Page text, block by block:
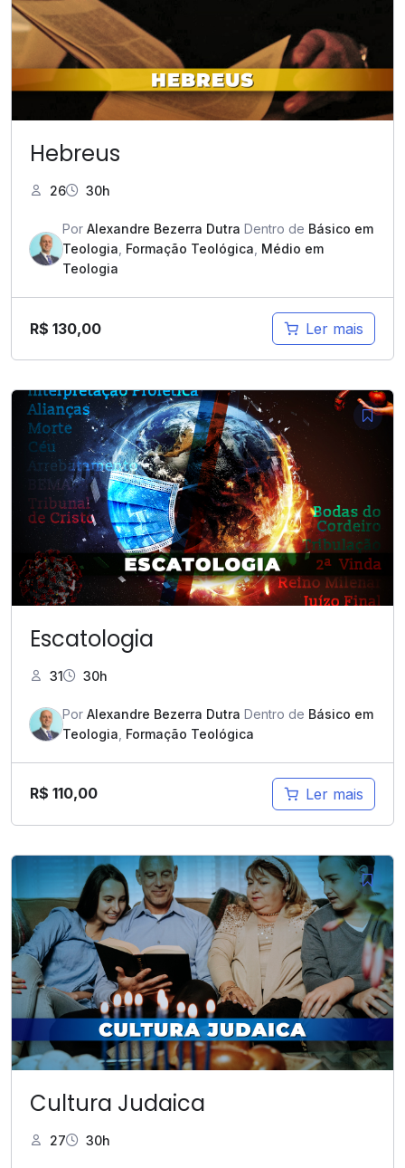
Hebreus
26 30h
Por Alexandre Bezerra Dutra Dentro de Básico em
Teologia Formação Teológica Médio em
Teologia
R$ 130,00 Ler mais
Escatologia
31 30h
Por Alexandre Bezerra Dutra Dentro de Básico em
Teologia Formação Teológica
R$ 110,00 Ler mais
Cultura Judaica
27 30h